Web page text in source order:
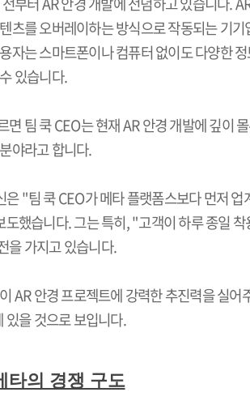
츠를 오버레이하는 방식으로 작동되는 기기
자는 스마트폰이나 컴퓨터 없이도 다양한
있습니다.
면 팀 쿡CEO는 현재AR안경 개발에 깊이
야라고 합니다.
은"팀 쿡CEO가 메타 플랫폼스보다 먼저
도했습니다.그는 특히, "고객이 하루 종일
을 가지고 있습니다.
AR안경 프로젝트에 강력한 추진력을 실어
있을 것으로 보입니다.
타의 경쟁 구도